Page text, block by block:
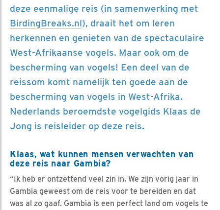
deze eenmalige reis (in samenwerking met
BirdingBreaks.nl), draait het om leren
herkennen en genieten van de spectaculaire
West-Afrikaanse vogels. Maar ook om de
bescherming van vogels! Een deel van de
reissom komt namelijk ten goede aan de
bescherming van vogels in West-Afrika.
Nederlands beroemdste vogelgids Klaas de
Jong is reisleider op deze reis.
Klaas, wat kunnen mensen verwachten van
deze reis naar Gambia?
“Ik heb er ontzettend veel zin in. We zijn vorig jaar in
Gambia geweest om de reis voor te bereiden en dat
was al zo gaaf. Gambia is een perfect land om vogels te